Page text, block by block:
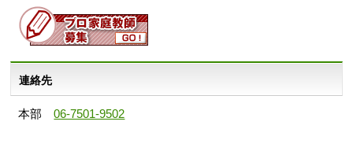
連絡先
本部06-7501-9502